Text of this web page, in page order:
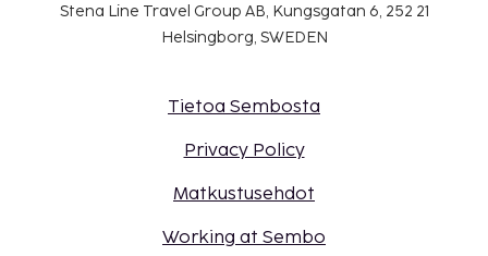
Stena Line Travel Group AB, Kungsgatan 6, 252 21
Helsingborg, SWEDEN
Tietoa Sembosta
Privacy Policy
Matkustusehdot
Working at Sembo